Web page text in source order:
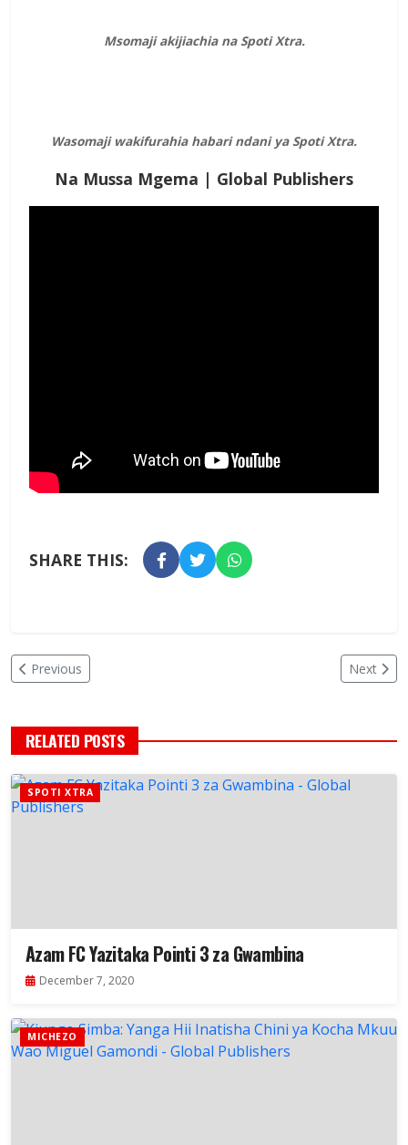
Msomaji akijiachia na Spoti Xtra.
Wasomaji wakifurahia habari ndani ya Spoti Xtra.
Na Mussa Mgema | Global Publishers
SHARE THIS:
Previous Next
RELATED POSTS
SPOTI XTRA
Azam FC Yazitaka Pointi 3 za Gwambina
December 7, 2020
MICHEZO